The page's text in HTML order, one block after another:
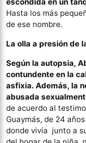
Hasta los más
de ese nombre.
La olla a presión de
Según la autopsia,
contundente en la
asfixia. Además, la
abusada
de acuerdo al
Guaymás, de 24
donde vivía junto a